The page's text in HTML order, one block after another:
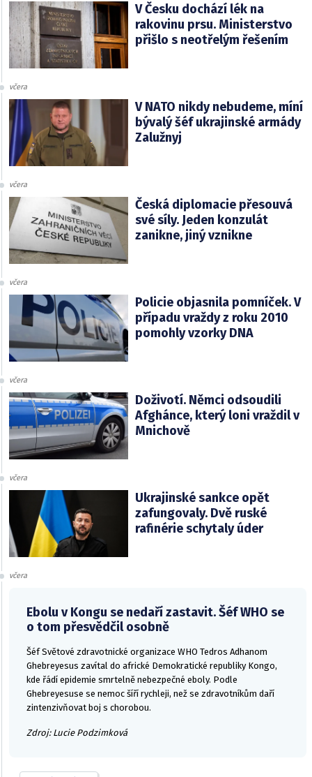
V Česku dochází lék na
rakovinu prsu. Ministerstvo
přišlo s neotřelým řešením
včera
V NATO nikdy nebudeme, míní
bývalý šéf ukrajinské armády
Zalužnyj
včera
Česká diplomacie přesouvá
své síly. Jeden konzulát
zanikne, jiný vznikne
včera
Policie objasnila pomníček. V
případu vraždy z roku 2010
pomohly vzorky DNA
včera
Doživotí. Němci odsoudili
Afghánce, který loni vraždil v
Mnichově
včera
Ukrajinské sankce opět
zafungovaly. Dvě ruské
rafinérie schytaly úder
včera
Ebolu v Kongu se nedaří zastavit. Šéf WHO se
o tom přesvědčil osobně
Šéf Světové zdravotnické organizace WHO Tedros Adhanom
Ghebreyesus zavítal do africké Demokratické republiky Kongo,
kde řádí epidemie smrtelně nebezpečné eboly. Podle
Ghebreyesuse se nemoc šíří rychleji, než se zdravotníkům daří
zintenzivňovat boj s chorobou.
Zdroj: Lucie Podzimková